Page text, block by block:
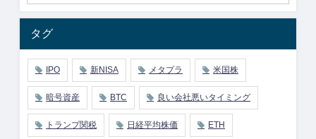
タグ
IPO 新NISA メタプラ 米国株
暗号資産 BTC 良い会社悪いタイミング
トランプ関税 日経平均株価 ETH